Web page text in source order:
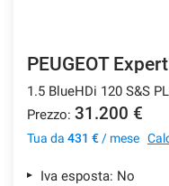
PEUGEOT Expert
1.5 BlueHDi 120 S&S
Prezzo: 31.200 €
Tua da 431 €/ mese
Iva esposta: No